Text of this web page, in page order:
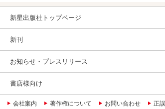
新星出版社トップページ
新刊
お知らせ・プレスリリース
書店様向け
会社案内 著作権について お問い合わせ 正